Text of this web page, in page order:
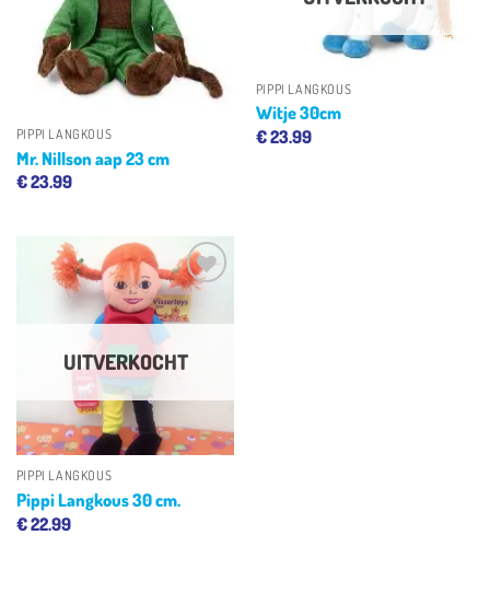
PIPPI LANGKOUS
Mr. Nillson aap 23 cm
€23.99
PIPPI LANGKOUS
Witje 30cm
€23.99
Toevoegen
aan
verlanglijst
UITVERKOCHT
PIPPI LANGKOUS
Pippi Langkous 30 cm.
€22.99